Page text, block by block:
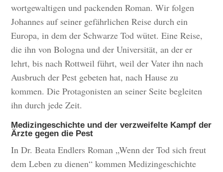
wortgewaltigen und packenden Roman. Wir folgen
Johannes auf seiner gefährlichen Reise durch ein
Europa, in dem der Schwarze Tod wütet. Eine Reise,
die ihn von Bologna und der Universität, an der er
lehrt, bis nach Rottweil führt, weil der Vater ihn nach
Ausbruch der Pest gebeten hat, nach Hause zu
kommen. Die Protagonisten an seiner Seite begleiten
ihn durch jede Zeit.
Medizingeschichte und der verzweifelte Kampf der
Ärzte gegen die Pest
In Dr. Beata Endlers Roman „Wenn der Tod sich freut
dem Leben zu dienen“ kommen Medizingeschichte